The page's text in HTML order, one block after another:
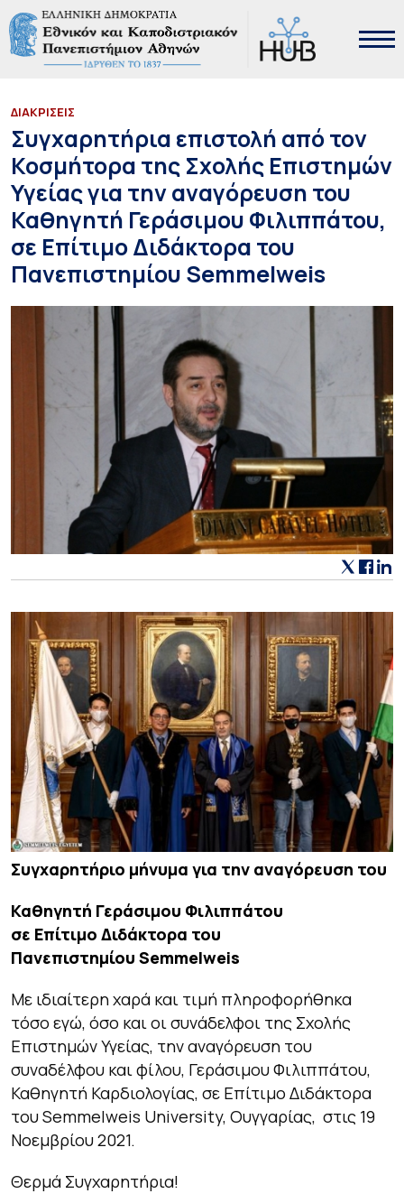
ΔΙΑΚΡΙΣΕΙΣ
Συγχαρητήρια επιστολή από τον
Κοσμήτορα της Σχολής Επιστημών
Υγείας για την αναγόρευση του
Καθηγητή Γεράσιμου Φιλιππάτου,
σε Επίτιμο Διδάκτορα του
Πανεπιστημίου Semmelweis
Συγχαρητήριο μήνυμα για την αναγόρευση του
Καθηγητή Γεράσιμου Φιλιππάτου
σε Επίτιμο Διδάκτορα του
Πανεπιστημίου Semmelweis
Με ιδιαίτερη χαρά και τιμή πληροφορήθηκα
τόσο εγώ, όσο και οι συνάδελφοι της Σχολής
Επιστημών Υγείας, την αναγόρευση του
συναδέλφου και φίλου, Γεράσιμου Φιλιππάτου,
Καθηγητή Καρδιολογίας, σε Επίτιμο Διδάκτορα
του Semmelweis University, Ουγγαρίας, στις 19
Νοεμβρίου 2021.
Θερμά Συγχαρητήρια!